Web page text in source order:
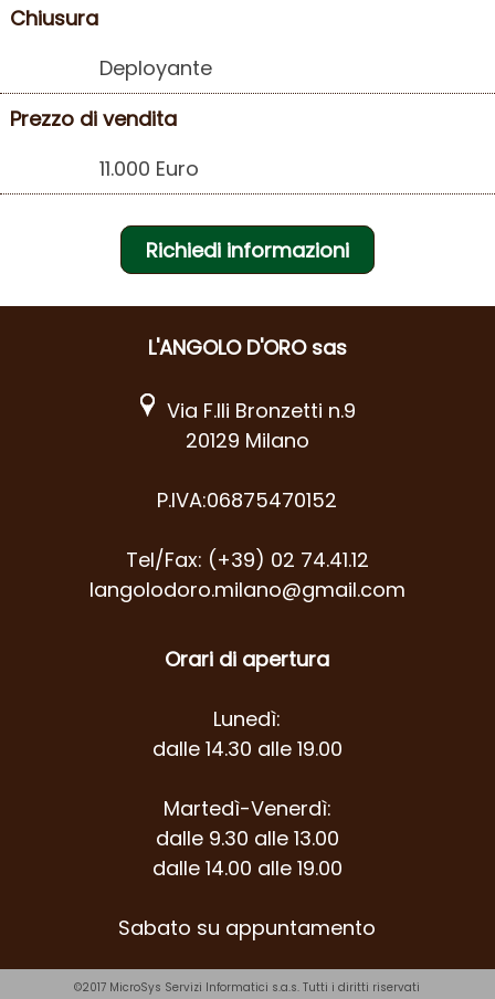
Chiusura
Deployante
Prezzo di vendita
11.000 Euro
Richiedi informazioni
L'ANGOLO D'ORO sas
Via F.lli Bronzetti n.9
20129 Milano
P.IVA:06875470152
Tel/Fax: (+39) 02 74.41.12
langolodoro.milano@gmail.com
Orari di apertura
Lunedì:
dalle 14.30 alle 19.00
Martedì-Venerdì:
dalle 9.30 alle 13.00
dalle 14.00 alle 19.00
Sabato su appuntamento
©2017 MicroSys Servizi Informatici s.a.s. Tutti i diritti riservati